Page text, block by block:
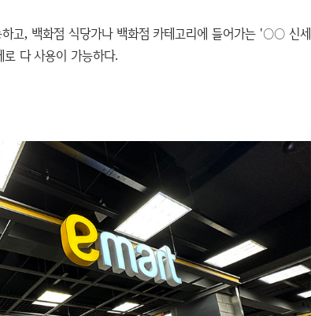
고, 백화점 식당가나 백화점 카테고리에 들어가는 '○○ 신세
다 사용이 가능하다.